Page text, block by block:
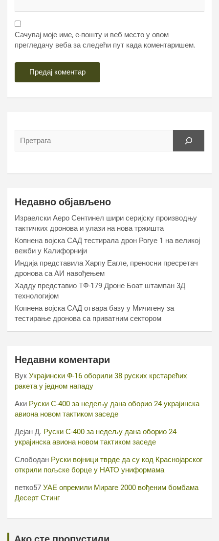
Сачувај моје име, е-пошту и веб место у овом
прегледачу веба за следећи пут када коментаришем.
Недавно објављено
Израелски Аеро Сентинел шири серијску производњу
тактичких дронова и улази на нова тржишта
Копнена војска САД тестирала дрон Рогуе 1 на великој
вежби у Калифорнији
Индија представила Харпy Еагле, преносни пресретач
дронова са АИ навођењем
Хаддy представио ТФ-179 Дроне Боат штампан 3Д
технологијом
Копнена војска САД отвара базу у Мичигену за
тестирање дронова са приватним сектором
Недавни коментари
Вук Украјински Ф-16 оборили 38 руских крстарећих
ракета у једном нападу
Аки Руски С-400 за недељу дана оборио 24 украјинска
авиона новом тактиком заседе
Дејан Д. Руски С-400 за недељу дана оборио 24
украјинска авиона новом тактиком заседе
Слободан Руски војници тврде да су код Краснојарског
открили пољске борце у НАТО униформама
петко57 УАЕ опремили Мираге 2000 вођеним бомбама
Десерт Стинг